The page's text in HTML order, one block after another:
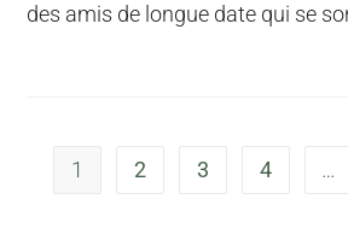
des amis de longue date qui se
1 2 3 4 …